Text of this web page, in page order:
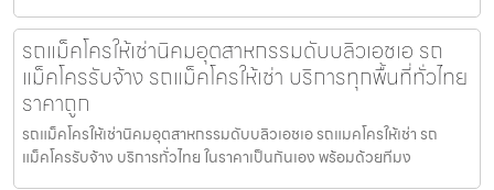
รถแม็คโครให้เช่านิคมอุตสาหกรรมดับบลิวเอชเอ รถ
แม็คโครรับจ้าง รถแม็คโครให้เช่า บริการทุกพื้นที่ทั่วไทย
ราคาถูก
รถแม็คโครให้เช่านิคมอุตสาหกรรมดับบลิวเอชเอ รถแมคโครให้เช่า รถ
แม็คโครรับจ้าง บริการทั่วไทย ในราคาเป็นกันเอง พร้อมด้วยทีมง